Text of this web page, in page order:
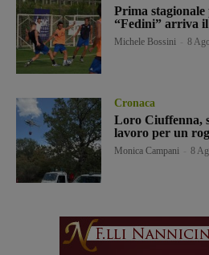
Prima stagionale
“Fedini” arriva
Michele Bossini 8
Cronaca
Loro Ciuffenna,
lavoro per un
Monica Campani 8